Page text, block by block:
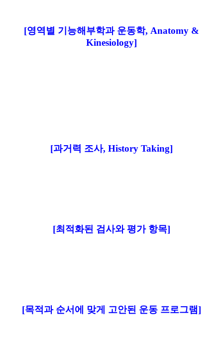
[영역별 기능해부학과 운동학, Anatomy &
Kinesiology]
[과거력 조사, History Taking]
[최적화된 검사와 평가 항목]
[목적과 순서에 맞게 고안된 운동 프로그램]